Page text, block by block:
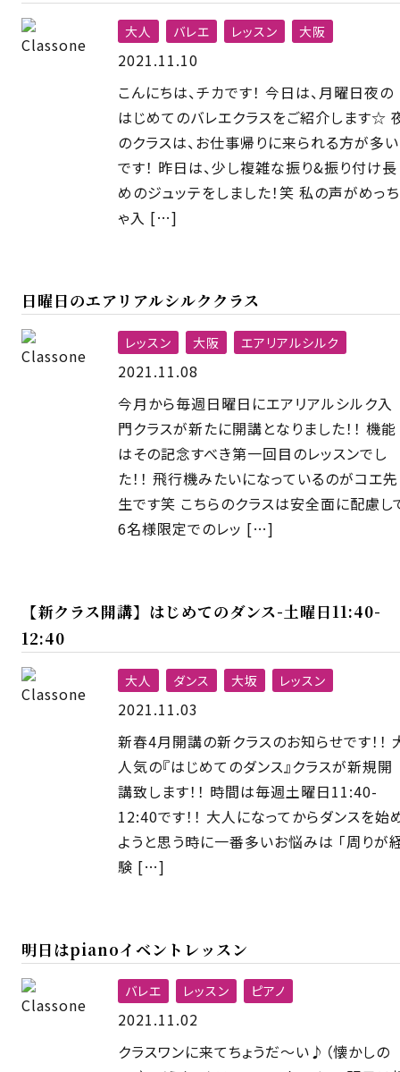
大人 バレエ レッスン 大阪
2021.11.10
こんにちは、チカです！ 今日は、月曜日夜の
はじめてのバレエクラスをご紹介します☆
のクラスは、お仕事帰りに来られる方が多い
です！ 昨日は、少し複雑な振り&振り付け長
めのジュッテをしました！笑 私の声がめっち
ゃ入 […]
日曜日のエアリアルシルククラス
レッスン 大阪 エアリアルシルク
2021.11.08
今月から毎週日曜日にエアリアルシルク入
門クラスが新たに開講となりました！！ 機能
はその記念すべき第一回目のレッスンでし
た！！ 飛行機みたいになっているのがコエ先
生です笑 こちらのクラスは安全面に配慮し
6名様限定でのレッ […]
【新クラス開講】はじめてのダンス-土曜日11:40-
12:40
大人 ダンス 大坂 レッスン
2021.11.03
新春4月開講の新クラスのお知らせです！！
人気の『はじめてのダンス』クラスが新規開
講致します！！ 時間は毎週土曜日11:40-
12:40です！！ 大人になってからダンスを始
ようと思う時に一番多いお悩みは 「周りが
験 […]
明日はpianoイベントレッスン
バレエ レッスン ピアノ
2021.11.02
クラスワンに来てちょうだ〜い♪（懐かしの